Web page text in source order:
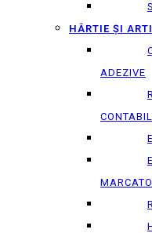
HÂRTIE ȘI
ADEZIVE